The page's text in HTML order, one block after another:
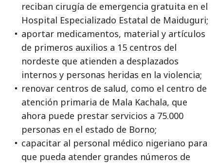
reciban cirugía de emergencia gratuita en el
Hospital Especializado Estatal de Maiduguri;
aportar medicamentos, material y artículos
de primeros auxilios a 15 centros del
nordeste que atienden a desplazados
internos y personas heridas en la violencia;
renovar centros de salud, como el centro de
atención primaria de Mala Kachala, que
ahora puede prestar servicios a 75.000
personas en el estado de Borno;
capacitar al personal médico nigeriano para
que pueda atender grandes números de